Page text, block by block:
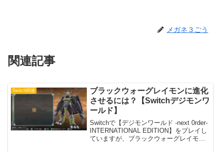
メガネ３ごう
関連記事
Switch関連
ブラックウォーグレイモンに進化
させるには？【Switchデジモンワ
ールド】
Switchで【デジモンワールド -next 0rder-
INTERNATIONAL EDITION】をプレイし
ていますが、ブラックウォーグレイモン